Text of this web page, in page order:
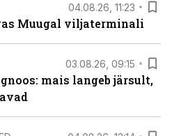
04.08.26, 11:23
Muugal viljaterminali
03.08.26, 09:15
mais langeb järsult,